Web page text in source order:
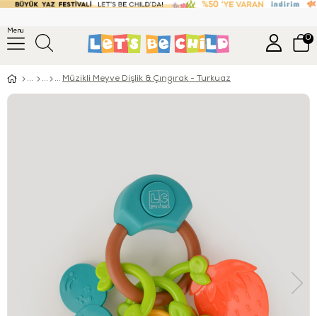
Menu
0
Müzikli Meyve Dişlik & Çıngırak - Turkuaz